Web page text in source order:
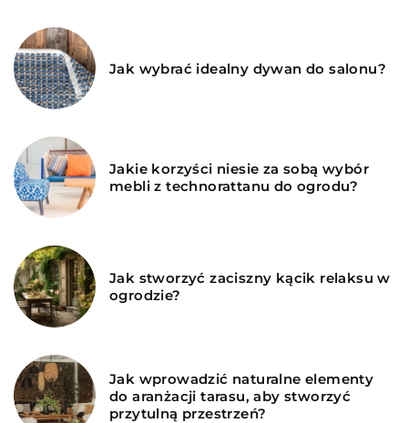
Jak wybrać idealny dywan do salonu?
Jakie korzyści niesie za sobą wybór
mebli z technorattanu do ogrodu?
Jak stworzyć zaciszny kącik relaksu w
ogrodzie?
Jak wprowadzić naturalne elementy
do aranżacji tarasu, aby stworzyć
przytulną przestrzeń?